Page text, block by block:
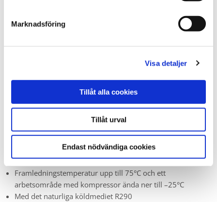
Marknadsföring
Visa detaljer
Tillåt alla cookies
Tillåt urval
Endast nödvändiga cookies
iTec XTR
Stark och med hög prestanda även i riktigt kallt nordiskt
klimat
Framledningstemperatur upp till 75°C och ett
arbetsområde med kompressor ända ner till –25°C
Med det naturliga köldmediet R290